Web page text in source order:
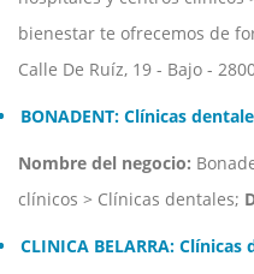
bienestar te ofrecemos de
Calle De Ruíz, 19 - Bajo -
BONADENT: Clínicas
Nombre del negocio:
clínicos > Clínicas dentales;
CLINICA BELARRA: